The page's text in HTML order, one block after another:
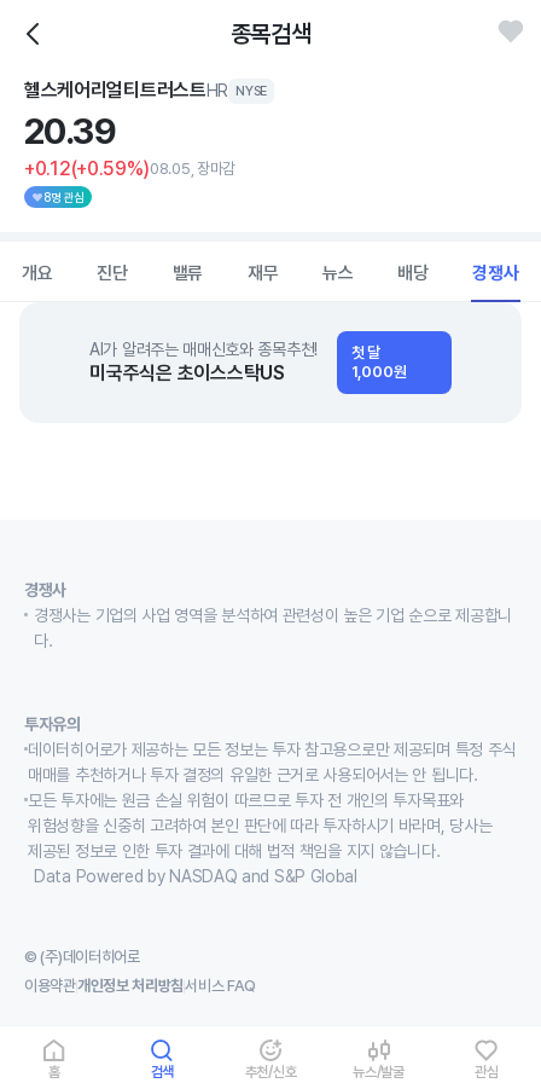
홈 검색 추천/신호 뉴스/발굴 관심
종목검색
헬스케어리얼티트러스트HR NYSE
20.39
+0.12(+0.59%)08.05, 장마감
8명 관심
개요 진단 밸류 재무 뉴스 배당 경쟁사
AI가 알려주는 매매신호와 종목추천!
미국주식은 초이스스탁US
첫 달
1,000원
경쟁사
경쟁사는 기업의 사업 영역을 분석하여 관련성이 높은 기업 순으로 제공합니
다.
투자유의
데이터히어로가 제공하는 모든 정보는 투자 참고용으로만 제공되며 특정 주식
매매를 추천하거나 투자 결정의 유일한 근거로 사용되어서는 안 됩니다.
모든 투자에는 원금 손실 위험이 따르므로 투자 전 개인의 투자목표와
위험성향을 신중히 고려하여 본인 판단에 따라 투자하시기 바라며, 당사는
제공된 정보로 인한 투자 결과에 대해 법적 책임을 지지 않습니다.
Data Powered by NASDAQ and S&P Global
© (주)데이터히어로
이용약관개인정보 처리방침서비스 FAQ